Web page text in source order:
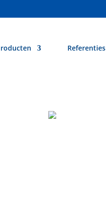
Referenties